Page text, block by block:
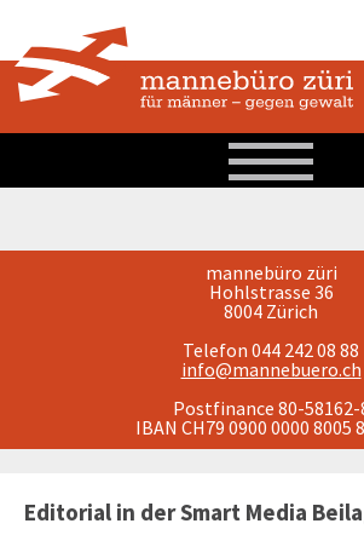
mannebüro züri
Hohlstrasse 36
8004 Zürich
Telefon 044 242 08 88
info@mannebuero.ch
Postfinance 80-58162-
IBAN CH79 0900 0000 8005
Editorial in der Smart Media